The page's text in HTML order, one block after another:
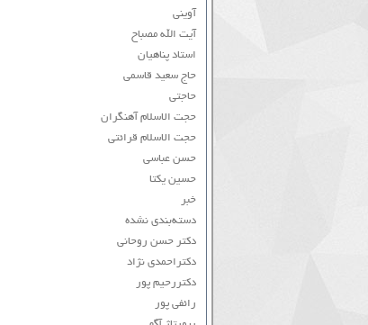
آوینی
آیت الله مصباح
استاد پناهیان
حاج سعید قاسمی
حاجتی
حجت الاسلام آهنگران
حجت الاسلام قرائتی
حسن عباسی
حسین یکتا
خبر
دسته‌بندی نشده
دکتر حسن روحانی
دکتراحمدی نژاد
دکتررحیم پور
رائفی پور